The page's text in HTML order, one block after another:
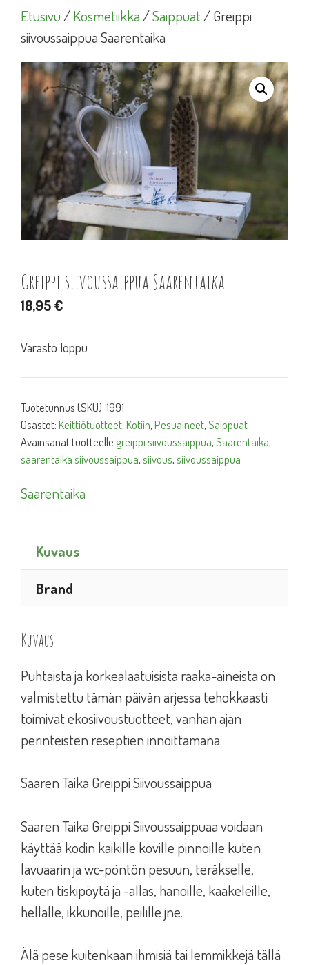
Etusivu/Kosmetiikka/Saippuat/ Greippi
siivoussaippua Saarentaika
Greippi siivoussaippua Saarentaika
18,95€
Varasto loppu
Tuotetunnus (SKU):1991
Osastot:Keittiötuotteet,Kotiin,Pesuaineet,Saippuat
Avainsanat tuotteelle greippi siivoussaippua,Saarentaika,
saarentaika siivoussaippua,siivous,siivoussaippua
Saarentaika
Kuvaus
Brand
Kuvaus
Puhtaista ja korkealaatuisista raaka-aineista on
valmistettu tämän päivän arjessa tehokkaasti
toimivat ekosiivoustuotteet, vanhan ajan
perinteisten reseptien innoittamana.
Saaren Taika Greippi Siivoussaippua
Saaren Taika Greippi Siivoussaippuaa voidaan
käyttää kodin kaikille koville pinnoille kuten
lavuaarin ja wc-pöntön pesuun, teräkselle,
kuten tiskipöytä ja -allas, hanoille, kaakeleille,
hellalle, ikkunoille, peilille jne.
Älä pese kuitenkaan ihmisiä tai lemmikkejä tällä